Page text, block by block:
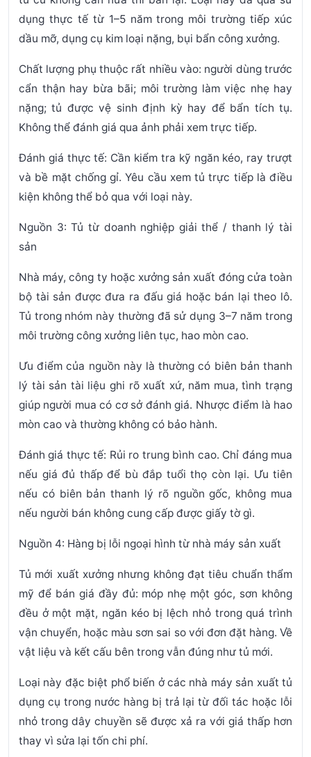
dụng thực tế từ 1–5 năm trong môi trường tiếp xúc
dầu mỡ, dụng cụ kim loại nặng, bụi bẩn công xưởng.
Chất lượng phụ thuộc rất nhiều vào: người dùng trước
cẩn thận hay bừa bãi; môi trường làm việc nhẹ hay
nặng; tủ được vệ sinh định kỳ hay để bẩn tích tụ.
Không thể đánh giá qua ảnh phải xem trực tiếp.
Đánh giá thực tế: Cần kiểm tra kỹ ngăn kéo, ray trượt
và bề mặt chống gỉ. Yêu cầu xem tủ trực tiếp là điều
kiện không thể bỏ qua với loại này.
Nguồn 3: Tủ từ doanh nghiệp giải thể / thanh lý tài
sản
Nhà máy, công ty hoặc xưởng sản xuất đóng cửa toàn
bộ tài sản được đưa ra đấu giá hoặc bán lại theo lô.
Tủ trong nhóm này thường đã sử dụng 3–7 năm trong
môi trường công xưởng liên tục, hao mòn cao.
Ưu điểm của nguồn này là thường có biên bản thanh
lý tài sản tài liệu ghi rõ xuất xứ, năm mua, tình trạng
giúp người mua có cơ sở đánh giá. Nhược điểm là hao
mòn cao và thường không có bảo hành.
Đánh giá thực tế: Rủi ro trung bình cao. Chỉ đáng mua
nếu giá đủ thấp để bù đắp tuổi thọ còn lại. Ưu tiên
nếu có biên bản thanh lý rõ nguồn gốc, không mua
nếu người bán không cung cấp được giấy tờ gì.
Nguồn 4: Hàng bị lỗi ngoại hình từ nhà máy sản xuất
Tủ mới xuất xưởng nhưng không đạt tiêu chuẩn thẩm
mỹ để bán giá đầy đủ: móp nhẹ một góc, sơn không
đều ở một mặt, ngăn kéo bị lệch nhỏ trong quá trình
vận chuyển, hoặc màu sơn sai so với đơn đặt hàng. Về
vật liệu và kết cấu bên trong vẫn đúng như tủ mới.
Loại này đặc biệt phổ biến ở các nhà máy sản xuất tủ
dụng cụ trong nước hàng bị trả lại từ đối tác hoặc lỗi
nhỏ trong dây chuyền sẽ được xả ra với giá thấp hơn
thay vì sửa lại tốn chi phí.